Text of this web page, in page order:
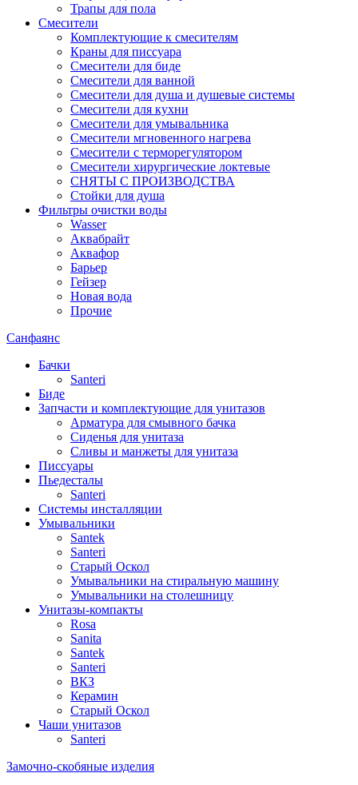
Трапы для пола
Смесители
Комплектующие к смесителям
Краны для писсуара
Смесители для биде
Смесители для ванной
Смесители для душа и душевые системы
Смесители для кухни
Смесители для умывальника
Смесители мгновенного нагрева
Смесители с терморегулятором
Смесители хирургические локтевые
СНЯТЫ С ПРОИЗВОДСТВА
Стойки для душа
Фильтры очистки воды
Wasser
Аквабрайт
Аквафор
Барьер
Гейзер
Новая вода
Прочие
Санфаянс
Бачки
Santeri
Биде
Запчасти и комплектующие для унитазов
Арматура для смывного бачка
Сиденья для унитаза
Сливы и манжеты для унитаза
Писсуары
Пьедесталы
Santeri
Системы инсталляции
Умывальники
Santek
Santeri
Старый Оскол
Умывальники на стиральную машину
Умывальники на столешницу
Унитазы-компакты
Rosa
Sanita
Santek
Santeri
ВКЗ
Керамин
Старый Оскол
Чаши унитазов
Santeri
Замочно-скобяные изделия